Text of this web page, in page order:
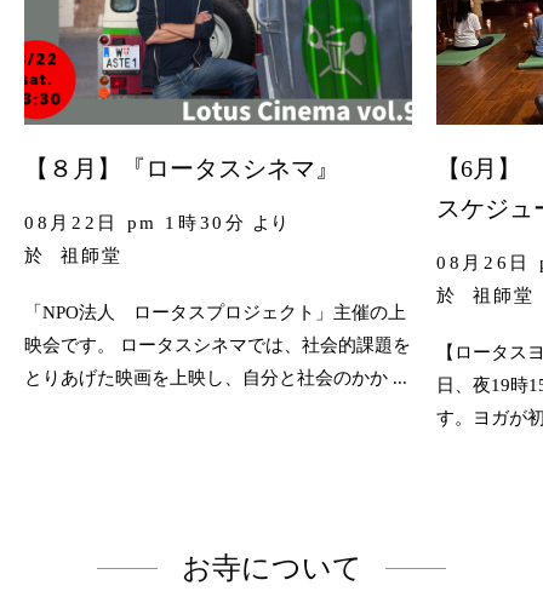
【８月】『ロータスシネマ』
08月22日 pm 1時30分 より
於 祖師堂
「NPO法人 ロータスプロジェクト」主催の上
映会です。 ロータスシネマでは、社会的課題を
とりあげた映画を上映し、自分と社会のかか ...
【6月
スケジュ
08月26日
於 祖師堂
【ロータス
日、夜19時
す。ヨガが
お寺について